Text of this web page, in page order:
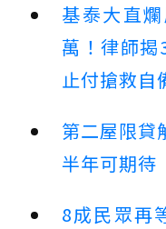
基泰大直
萬！律師
止付搶救自
第二屋限貸
半年可期待
8成民眾再